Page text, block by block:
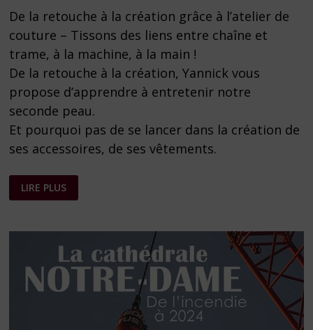
De la retouche à la création grâce à l’atelier de
couture – Tissons des liens entre chaîne et
trame, à la machine, à la main !
De la retouche à la création, Yannick vous
propose d’apprendre à entretenir notre
seconde peau.
Et pourquoi pas de se lancer dans la création de
ses accessoires, de ses vêtements.
ATELIER
DE
COUTURE,
LIRE PLUS